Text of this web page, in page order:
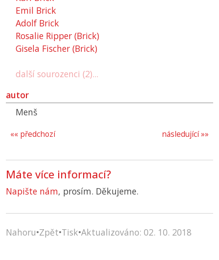
Emil Brick
Adolf Brick
Rosalie Ripper (Brick)
Gisela Fischer (Brick)
další sourozenci (2)...
autor
Menš
následující »»
«« předchozí
Máte více informací?
Napište nám, prosím. Děkujeme.
Nahoru•Zpět•Tisk•Aktualizováno: 02. 10. 2018